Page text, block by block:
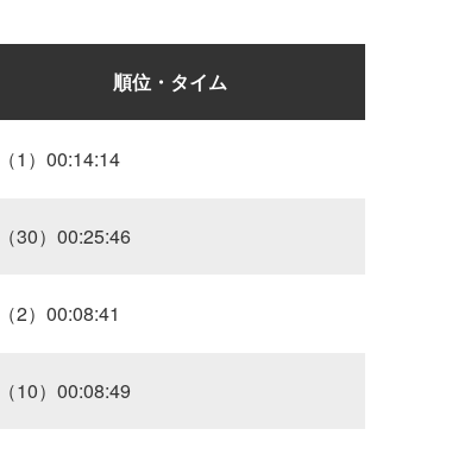
順位・タイム
（1）00:14:14
（30）00:25:46
（2）00:08:41
（10）00:08:49